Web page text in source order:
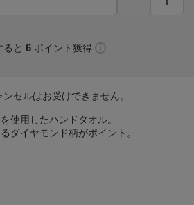
と 6 ポイント獲得
セルはお受けできません。
使用したハンドタオル。
ダイヤモンド柄がポイント。